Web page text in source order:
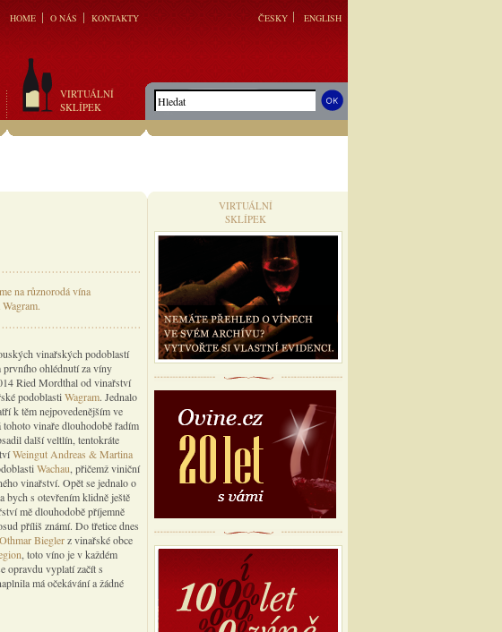
HOME O NÁS KONTAKTY ČESKY ENGLISH
VIRTUÁLNÍ
SKLÍPEK
na různorodá vína
vinařských podoblastí
ohlédnutí za víny
Ried Mordthal od vinařství
podoblastiWagram. Jednalo
k těm nejpovedenějším ve
vinaře dlouhodobě řadím
další veltlín, tentokráte
Weingut Andreas & Martina
Wachau , přičemž viniční
vinařství. Opět se jednalo o
bych s otevřením klidně ještě
mě dlouhodobě příjemně
příliš známí. Do třetice dnes
Bieglerz vinařské obce
, toto víno je v každém
opravdu vyplatí začít s
má očekávání a žádné
VIRTUÁLNÍ
SKLÍPEK